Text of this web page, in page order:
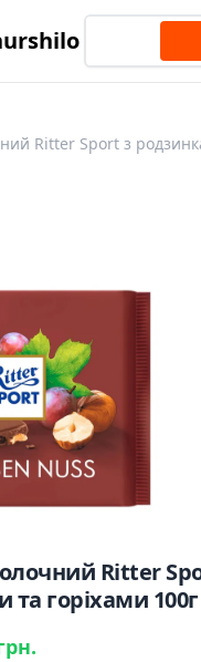
Ritter Sport з
Ritter
горіхами 100г